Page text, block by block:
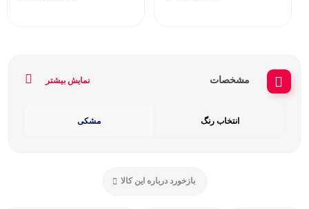
مشخصات نمایش بیشتر
انتخاب رنگ مشکی
بازخورد درباره این کالا